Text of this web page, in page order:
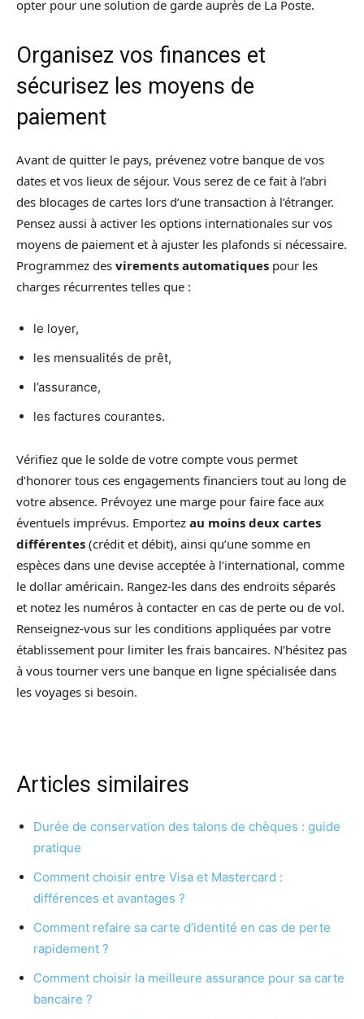
opter pour une solution de garde auprès de La Poste.
Organisez vos finances et
sécurisez les moyens de
paiement
Avant de quitter le pays, prévenez votre banque de vos
dates et vos lieux de séjour. Vous serez de ce fait à l’abri
des blocages de cartes lors d’une transaction à l’étranger.
Pensez aussi à activer les options internationales sur vos
moyens de paiement et à ajuster les plafonds si nécessaire.
Programmez des virements automatiques pour les
charges récurrentes telles que :
le loyer,
les mensualités de prêt,
l’assurance,
les factures courantes.
Vérifiez que le solde de votre compte vous permet
d’honorer tous ces engagements financiers tout au long de
votre absence. Prévoyez une marge pour faire face aux
éventuels imprévus. Emportez au moins deux cartes
différentes (crédit et débit), ainsi qu’une somme en
espèces dans une devise acceptée à l’international, comme
le dollar américain. Rangez-les dans des endroits séparés
et notez les numéros à contacter en cas de perte ou de vol.
Renseignez-vous sur les conditions appliquées par votre
établissement pour limiter les frais bancaires. N’hésitez pas
à vous tourner vers une banque en ligne spécialisée dans
les voyages si besoin.
Articles similaires
Durée de conservation des talons de chèques : guide
pratique
Comment choisir entre Visa et Mastercard :
différences et avantages ?
Comment refaire sa carte d’identité en cas de perte
rapidement ?
Comment choisir la meilleure assurance pour sa carte
bancaire ?